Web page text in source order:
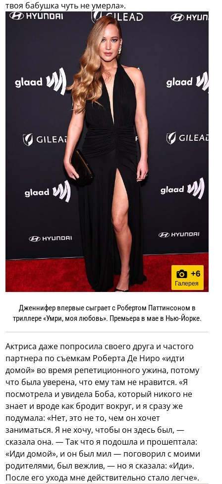
твоя бабушка чуть не умерла».
+6
Галерея
Дженнифер впервые сыграет с Робертом Паттинсоном в
триллере «Умри, моя любовь». Премьера в мае в Нью-Йорке.
Актриса даже попросила своего друга и частого
партнера по съемкам Роберта Де Ниро «идти
домой» во время репетиционного ужина, потому
что была уверена, что ему там не нравится. «Я
посмотрела и увидела Боба, который никого не
знает и вроде как бродит вокруг, и я сразу же
подумала: «Нет, это не то, чем он хочет
заниматься. Я не хочу, чтобы он здесь был, —
сказала она. — Так что я подошла и прошептала:
«Иди домой», и он был мил — поговорил с моими
родителями, был вежлив, — но я сказала: «Иди».
После его ухода мне действительно стало легче».